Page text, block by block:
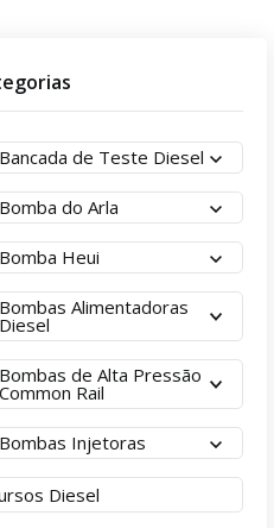
Bancada de Teste Diesel
Bomba do Arla
Bomba Heui
Bombas Alimentadoras
Diesel
Bombas de Alta Pressão
Common Rail
Bombas Injetoras
Diesel